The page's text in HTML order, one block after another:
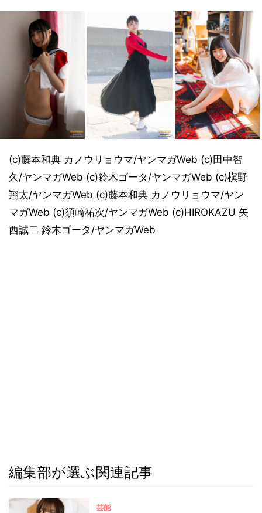
(c)藤本和典 カノウリョウマ/ヤンマガWeb (c)田中智
久/ヤンマガWeb (c)鈴木ゴータ/ヤンマガWeb (c)槇野
翔太/ヤンマガWeb (c)藤本和典 カノウリョウマ/ヤン
マガWeb (c)須崎祐次/ヤンマガWeb (c)HIROKAZU 矢
西誠二 鈴木ゴータ/ヤンマガWeb
編集部が選ぶ関連記事
芸能